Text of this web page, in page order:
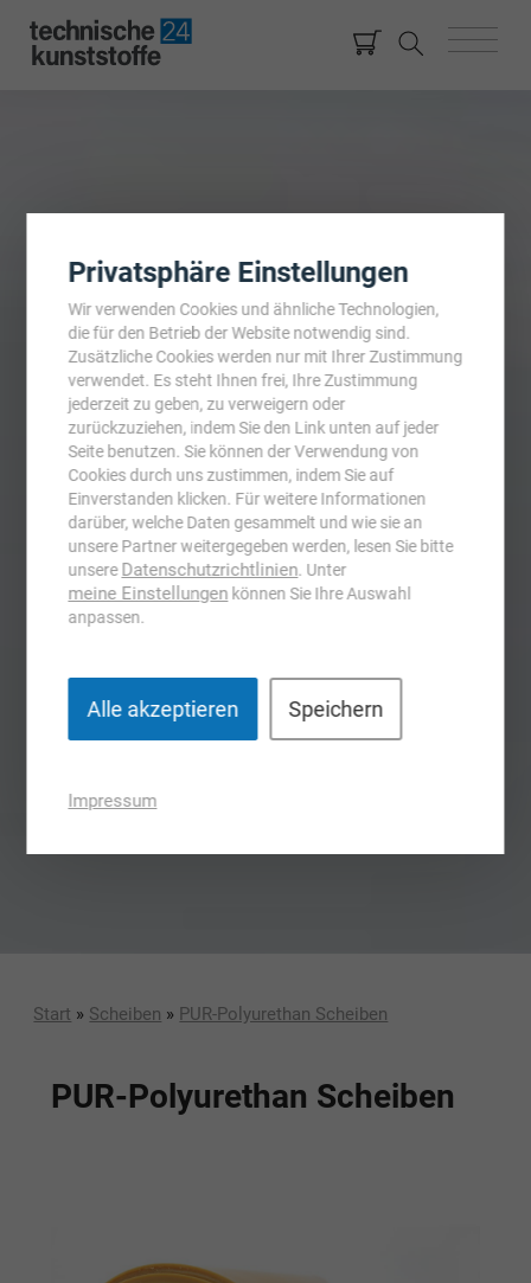
Start » Scheiben » PUR-Polyurethan Scheiben
PUR-Polyurethan Scheiben
Privatsphäre Einstellungen
Wir verwenden Cookies und ähnliche Technologien,
die für den Betrieb der Website notwendig sind.
Zusätzliche Cookies werden nur mit Ihrer Zustimmung
verwendet. Es steht Ihnen frei, Ihre Zustimmung
jederzeit zu geben, zu verweigern oder
zurückzuziehen, indem Sie den Link unten auf jeder
Seite benutzen. Sie können der Verwendung von
Cookies durch uns zustimmen, indem Sie auf
Einverstanden klicken. Für weitere Informationen
darüber, welche Daten gesammelt und wie sie an
unsere Partner weitergegeben werden, lesen Sie bitte
unsereDatenschutzrichtlinien. Unter
meine Einstellungen können Sie Ihre Auswahl
anpassen.
Alle akzeptieren Speichern
Impressum